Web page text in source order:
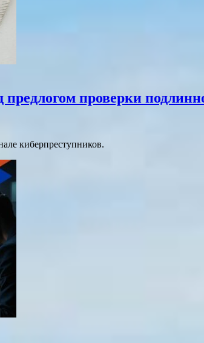
проверки
киберпреступников.